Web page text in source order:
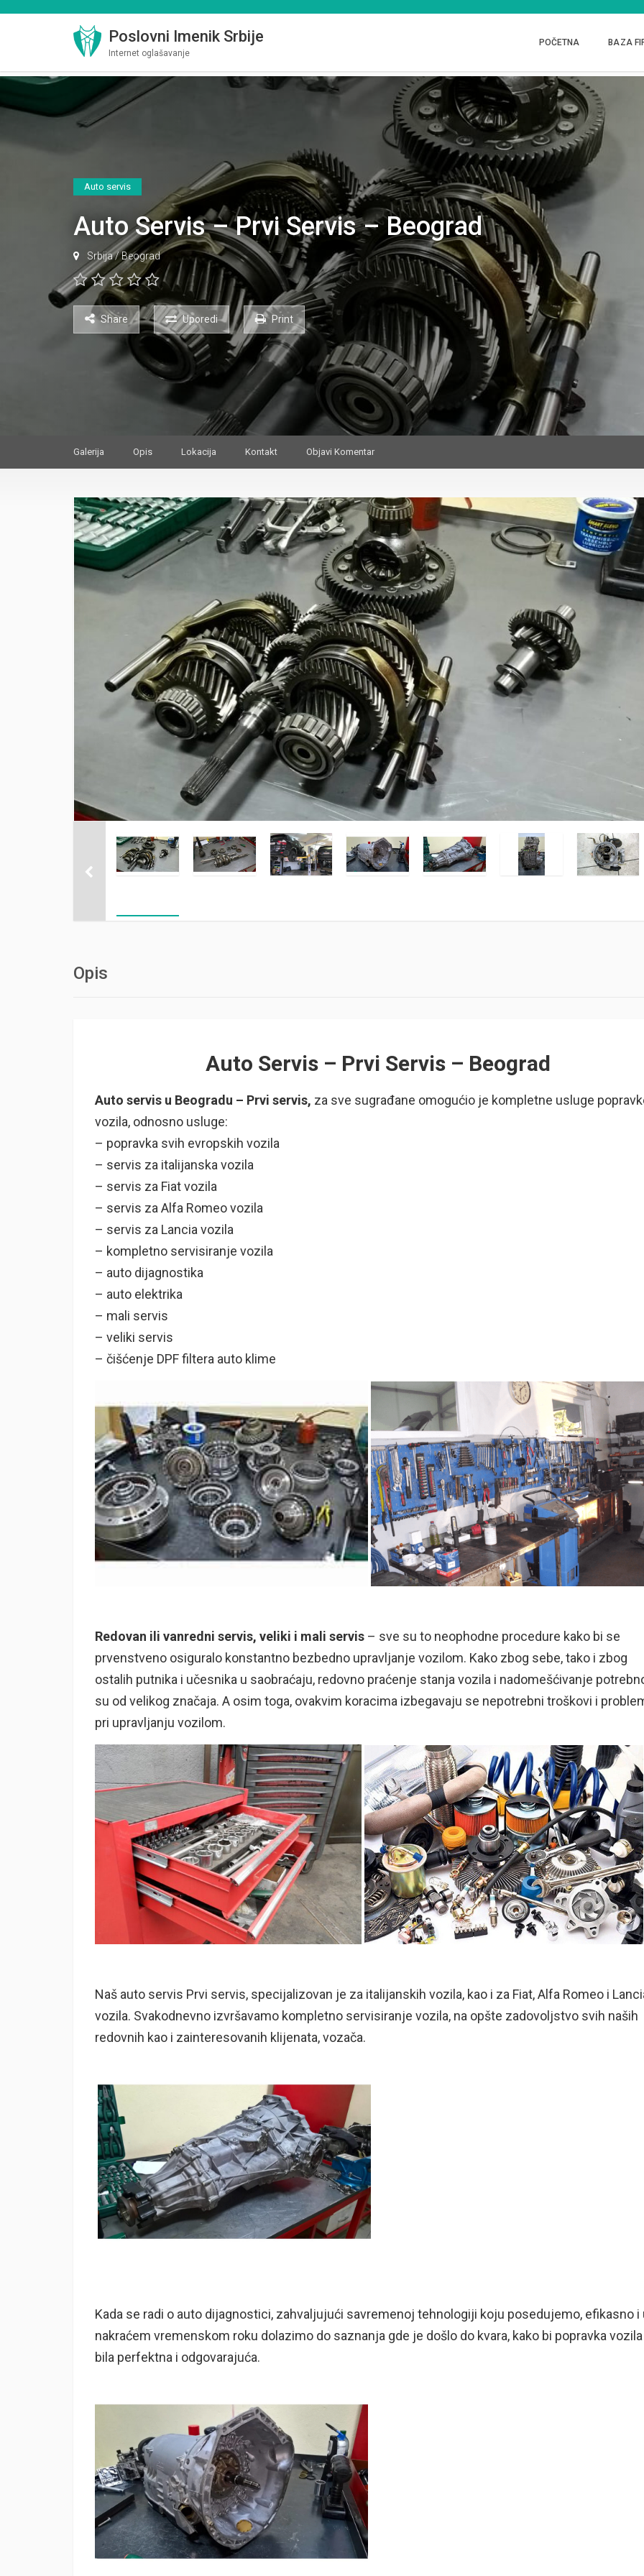
Poslovni Imenik Srbije
Internet oglašavanje
POČETNA BAZA
Auto servis
Auto Servis – Prvi Servis – Beograd
Srbija/Beograd
Share Uporedi Print
Galerija Opis Lokacija Kontakt Objavi Komentar
Opis
Auto Servis – Prvi Servis – Beograd
Auto servis u Beogradu – Prvi servis, za sve sugrađane omogućio je kompletne usluge
vozila, odnosno usluge:
– popravka svih evropskih vozila
– servis za italijanska vozila
– servis za Fiat vozila
– servis za Alfa Romeo vozila
– servis za Lancia vozila
– kompletno servisiranje vozila
– auto dijagnostika
– auto elektrika
– mali servis
– veliki servis
– čišćenje DPF filtera auto klime
Redovan ili vanredni servis, veliki i mali servis – sve su to neophodne procedure kako bi se
prvenstveno osiguralo konstantno bezbedno upravljanje vozilom. Kako zbog sebe, tako i zbog
ostalih putnika i učesnika u saobraćaju, redovno praćenje stanja vozila i nadomešćivanje
su od velikog značaja. A osim toga, ovakvim koracima izbegavaju se nepotrebni troškovi i
pri upravljanju vozilom.
Naš auto servis Prvi servis, specijalizovan je za italijanskih vozila, kao i za Fiat, Alfa Romeo i
vozila. Svakodnevno izvršavamo kompletno servisiranje vozila, na opšte zadovoljstvo svih naših
redovnih kao i zainteresovanih klijenata, vozača.
Kada se radi o auto dijagnostici, zahvaljujući savremenoj tehnologiji koju posedujemo, efikasno i
nakraćem vremenskom roku dolazimo do saznanja gde je došlo do kvara, kako bi popravka vozila
bila perfektna i odgovarajuća.